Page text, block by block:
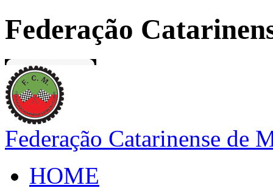
Federação
Federação Catarinense de
HOME